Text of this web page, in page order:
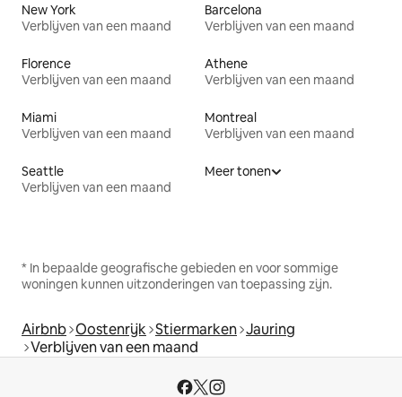
New York
Verblijven van een maand
Barcelona
Verblijven van een maand
Florence
Verblijven van een maand
Athene
Verblijven van een maand
Miami
Verblijven van een maand
Montreal
Verblijven van een maand
Seattle
Verblijven van een maand
Meer tonen
* In bepaalde geografische gebieden en voor sommige
woningen kunnen uitzonderingen van toepassing zijn.
Airbnb Oostenrijk Stiermarken Jauring
Verblijven van een maand